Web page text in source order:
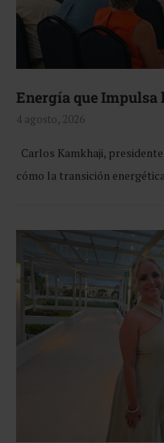
Energía que
4 agosto, 2026
Carlos Kamkhaji,
cómo la transición